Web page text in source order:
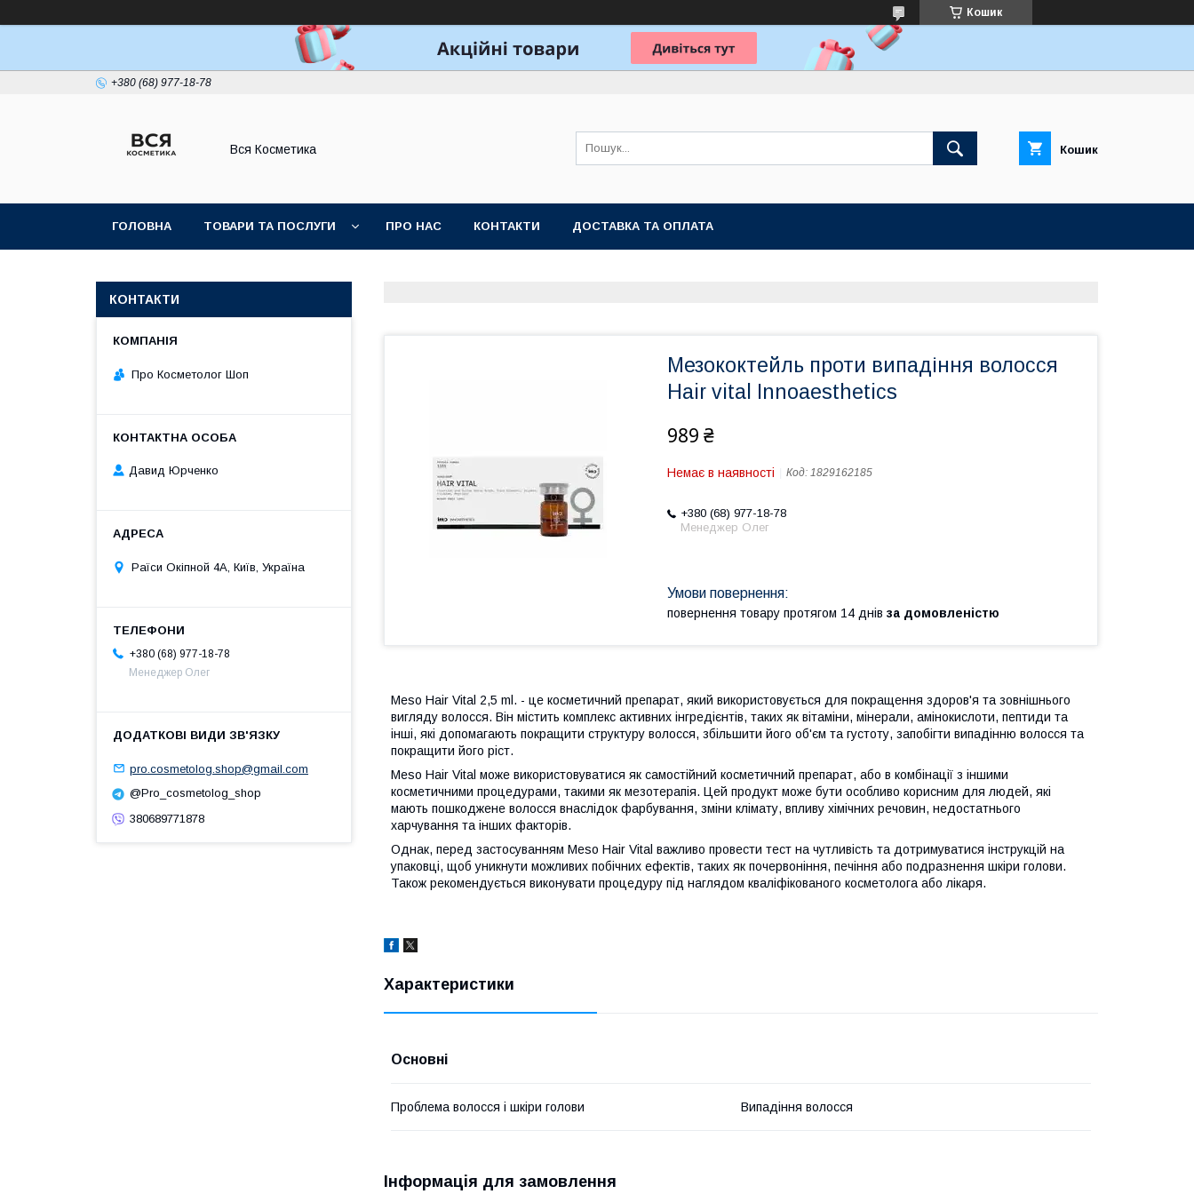
Кошик
+380 (68) 977-18-78
Вся Косметика Кошик
ГОЛОВНА ТОВАРИ ТА ПОСЛУГИ ПРО НАС КОНТАКТИ ДОСТАВКА ТА ОПЛАТА
Мезококтейль проти випадіння волосся
Hair vital Innoaesthetics
989 ₴
Немає в наявності Код: 1829162185
+380 (68) 977-18-78
Менеджер Олег
повернення товару протягом 14 днів за домовленістю
Meso Hair Vital 2,5 ml. - це косметичний препарат, який використовується для покращення здоров'я та зовнішнього
вигляду волосся. Він містить комплекс активних інгредієнтів, таких як вітаміни, мінерали, амінокислоти, пептиди та
інші, які допомагають покращити структуру волосся, збільшити його об'єм та густоту, запобігти випадінню волосся та
покращити його ріст.
Meso Hair Vital може використовуватися як самостійний косметичний препарат, або в комбінації з іншими
косметичними процедурами, такими як мезотерапія. Цей продукт може бути особливо корисним для людей, які
мають пошкоджене волосся внаслідок фарбування, зміни клімату, впливу хімічних речовин, недостатнього
харчування та інших факторів.
Однак, перед застосуванням Meso Hair Vital важливо провести тест на чутливість та дотримуватися інструкцій на
упаковці, щоб уникнути можливих побічних ефектів, таких як почервоніння, печіння або подразнення шкіри голови.
Також рекомендується виконувати процедуру під наглядом кваліфікованого косметолога або лікаря.
Характеристики
Основні
Проблема волосся і шкіри голови Випадіння волосся
Інформація для замовлення
КОНТАКТИ
Про Косметолог Шоп
Давид Юрченко
Раїси Окіпной 4А, Київ, Україна
+380 (68) 977-18-78
Менеджер Олег
pro.cosmetolog.shop@gmail.com
@Pro_cosmetolog_shop
380689771878